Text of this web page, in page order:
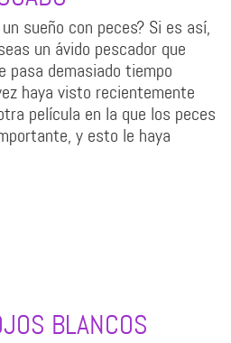
sueño con peces? Si es así,
un ávido pescador que
pasa demasiado tiempo
haya visto recientemente
película en la que los peces
y esto le haya
BLANCOS